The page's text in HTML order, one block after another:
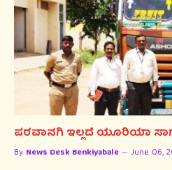
ಪರವಾನಗಿ ಇಲ್ಲದೆ ಯೂರಿಯಾ
By News Desk Benkiyabale June 06,